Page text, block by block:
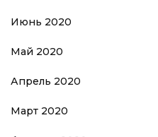
Июнь 2020
Май 2020
Апрель 2020
Март 2020